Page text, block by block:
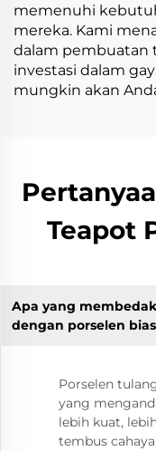
memenuhi
mereka. Kami
dalam pembuatan
investasi dalam
mungkin akan
Teapot
Apa yang
dengan porselen
Porselen
yang
lebih kuat,
tembus